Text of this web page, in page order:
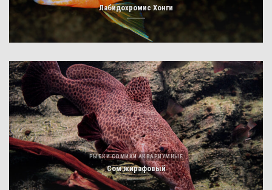
Лабидохромис Хонги
РЫБКИ СОМИКИ АКВАРИУМНЫЕ
Сом жирафовый